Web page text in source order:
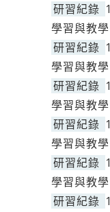
研習紀錄
學習與教
研習紀錄
學習與教
研習紀錄
學習與教
研習紀錄
學習與教
研習紀錄
學習與教
研習紀錄